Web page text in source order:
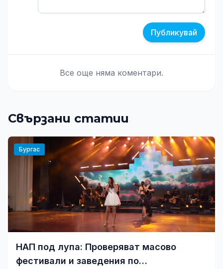
Публикувай
Все още няма коментари.
Свързани статии
Бургас
НАП под лупа: Проверяват масово
фестивали и заведения по